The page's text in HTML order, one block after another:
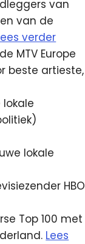
van
van de
verder
MTV Europe
beste artieste,
lokale
HBO
Top 100 met
Lees